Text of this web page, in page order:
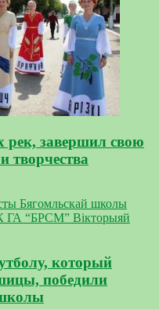
рек, завершил свою
творчества
который
победили